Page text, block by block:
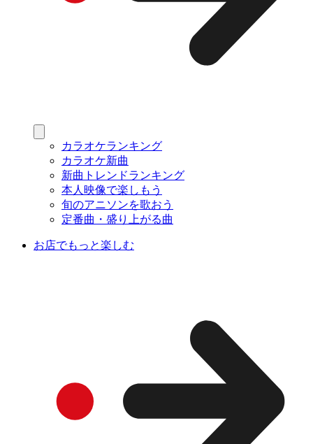
カラオケランキング
カラオケ新曲
新曲トレンドランキング
本人映像で楽しもう
旬のアニソンを歌おう
定番曲・盛り上がる曲
お店でもっと楽しむ